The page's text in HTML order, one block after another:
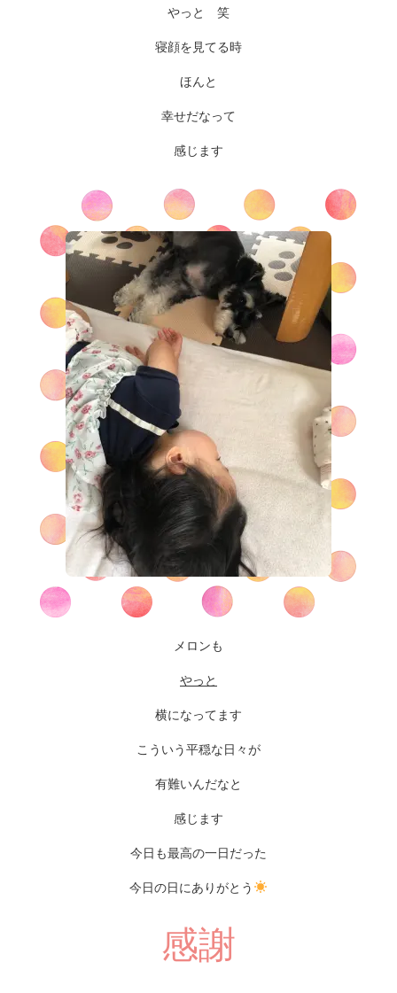
やっと 笑
寝顔を見てる時
ほんと
幸せだなって
感じます
メロンも
やっと
横になってます
こういう平穏な日々が
有難いんだなと
感じます
今日も最高の一日だった
今日の日にありがとう
感謝